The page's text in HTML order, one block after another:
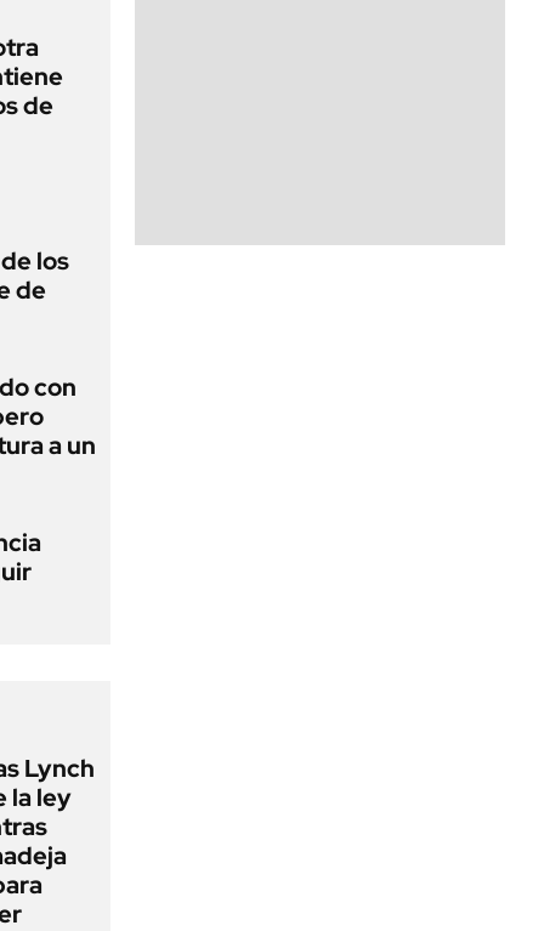
de
los
de
con
a un
Lynch
la ley